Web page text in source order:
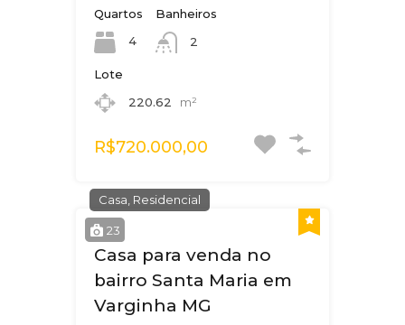
Quartos
4
Banheiros
2
Lote
220.62
m²
R$720.000,00
23
Casa, Residencial
Casa para venda no
bairro Santa Maria em
Varginha MG